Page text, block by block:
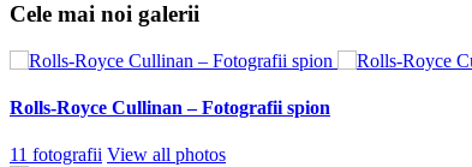
Cele mai noi galerii
Rolls-Royce Cullinan – Fotografii spion
11 fotografii View all photos